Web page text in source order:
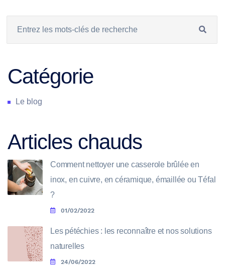
Catégorie
Le blog
Articles chauds
Comment nettoyer une casserole brûlée en
inox, en cuivre, en céramique, émaillée ou Téfal
?
01/02/2022
Les pétéchies : les reconnaître et nos solutions
naturelles
24/06/2022